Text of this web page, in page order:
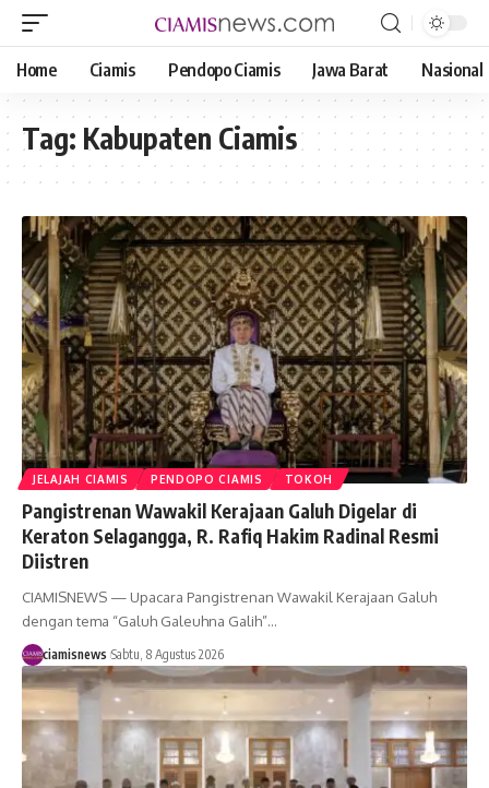
Home Ciamis Pendopo Ciamis Jawa Barat Nasional
Tag: Kabupaten Ciamis
JELAJAH CIAMIS PENDOPO CIAMIS TOKOH
Pangistrenan Wawakil Kerajaan Galuh Digelar di
Keraton Selagangga, R. Rafiq Hakim Radinal Resmi
Diistren
CIAMISNEWS — Upacara Pangistrenan Wawakil Kerajaan Galuh
dengan tema “Galuh Galeuhna Galih”…
ciamisnews Sabtu, 8 Agustus 2026